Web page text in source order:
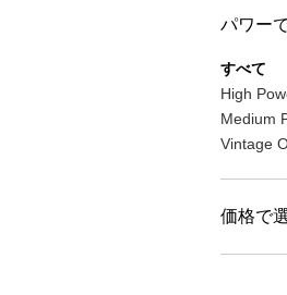
パワー
すべて
High
Medium
Vintage
価格で